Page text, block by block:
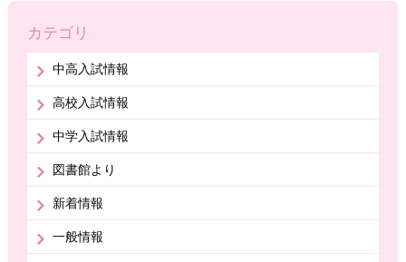
カテゴリ
中高入試情報
高校入試情報
中学入試情報
図書館より
新着情報
一般情報